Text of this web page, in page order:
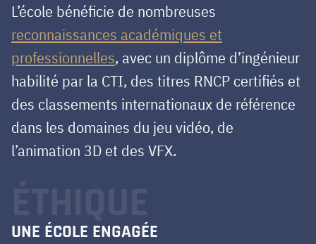
L’école bénéficie de nombreuses
reconnaissances académiques et
professionnelles, avec un diplôme d’ingénieur
habilité par la CTI, des titres RNCP certifiés et
des classements internationaux de référence
dans les domaines du jeu vidéo, de
l’animation 3D et des VFX.
UNE ÉCOLE ENGAGÉE